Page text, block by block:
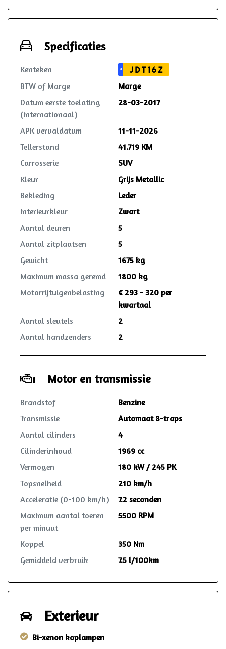
volgens de heldere voorwaarden, waar
overleg zelfs plaatsvinden bij de lokale
garage!
Specificaties
Kenteken NL
JDT16Z
BTW of Marge
Marge
Datum eerste toelating
(internationaal)
28-03-2017
APK vervaldatum
11-11-2026
Tellerstand
41.719 KM
Carrosserie
SUV
Kleur
Grijs Metallic
Bekleding
Leder
Interieurkleur
Zwart
Aantal deuren
5
Aantal zitplaatsen
5
Gewicht
1675 kg
Maximum massa geremd
1800 kg
Motorrijtuigenbelasting
€ 293 - 320 per
kwartaal
Aantal sleutels
2
Aantal handzenders
2
Motor en transmissie
Brandstof
Benzine
Transmissie
Automaat 8-traps
Aantal cilinders
4
Cilinderinhoud
1969 cc
Vermogen
180 kW / 245 PK
Topsnelheid
210 km/h
Acceleratie (0-100 km/h)
7.2 seconden
Maximum aantal toeren
per minuut
5500 RPM
Koppel
350 Nm
Gemiddeld verbruik
7.5 l/100km
Exterieur
Bi-xenon koplampen